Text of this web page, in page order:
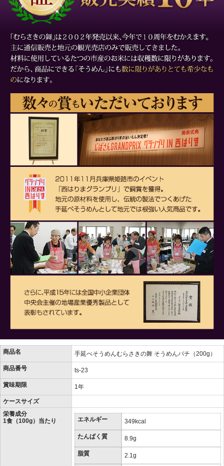
商品名 手延べそうめんむらさきの舞 そうめんバチ（200g）
商品番号 ts-23
賞味期限 1年
ケースサイズ
栄養成分
1食（100g）当たり
エネルギー 349kcal
たんぱく質 8.9g
脂質 2.1g